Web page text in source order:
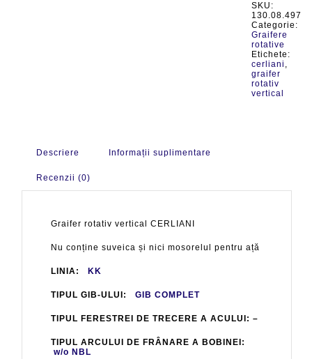
SKU:
130.08.497
Categorie:
Graifere
rotative
Etichete:
cerliani ,
graifer
rotativ
vertical
Descriere Informații suplimentare
Recenzii (0)
Graifer rotativ vertical CERLIANI
Nu conține suveica și nici mosorelul pentru ață
LINIA: KK
TIPUL GIB-ULUI: GIB COMPLET
TIPUL FERESTREI DE TRECERE A ACULUI: –
TIPUL ARCULUI DE FRÂNARE A BOBINEI:
w/o NBL